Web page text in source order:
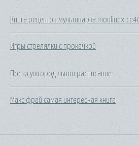
Книга рецептов мультиварка moulinex
Игры стрелялки с прокачкой
Поезд ужгород львов расписание
Макс фрай самая интересная книга